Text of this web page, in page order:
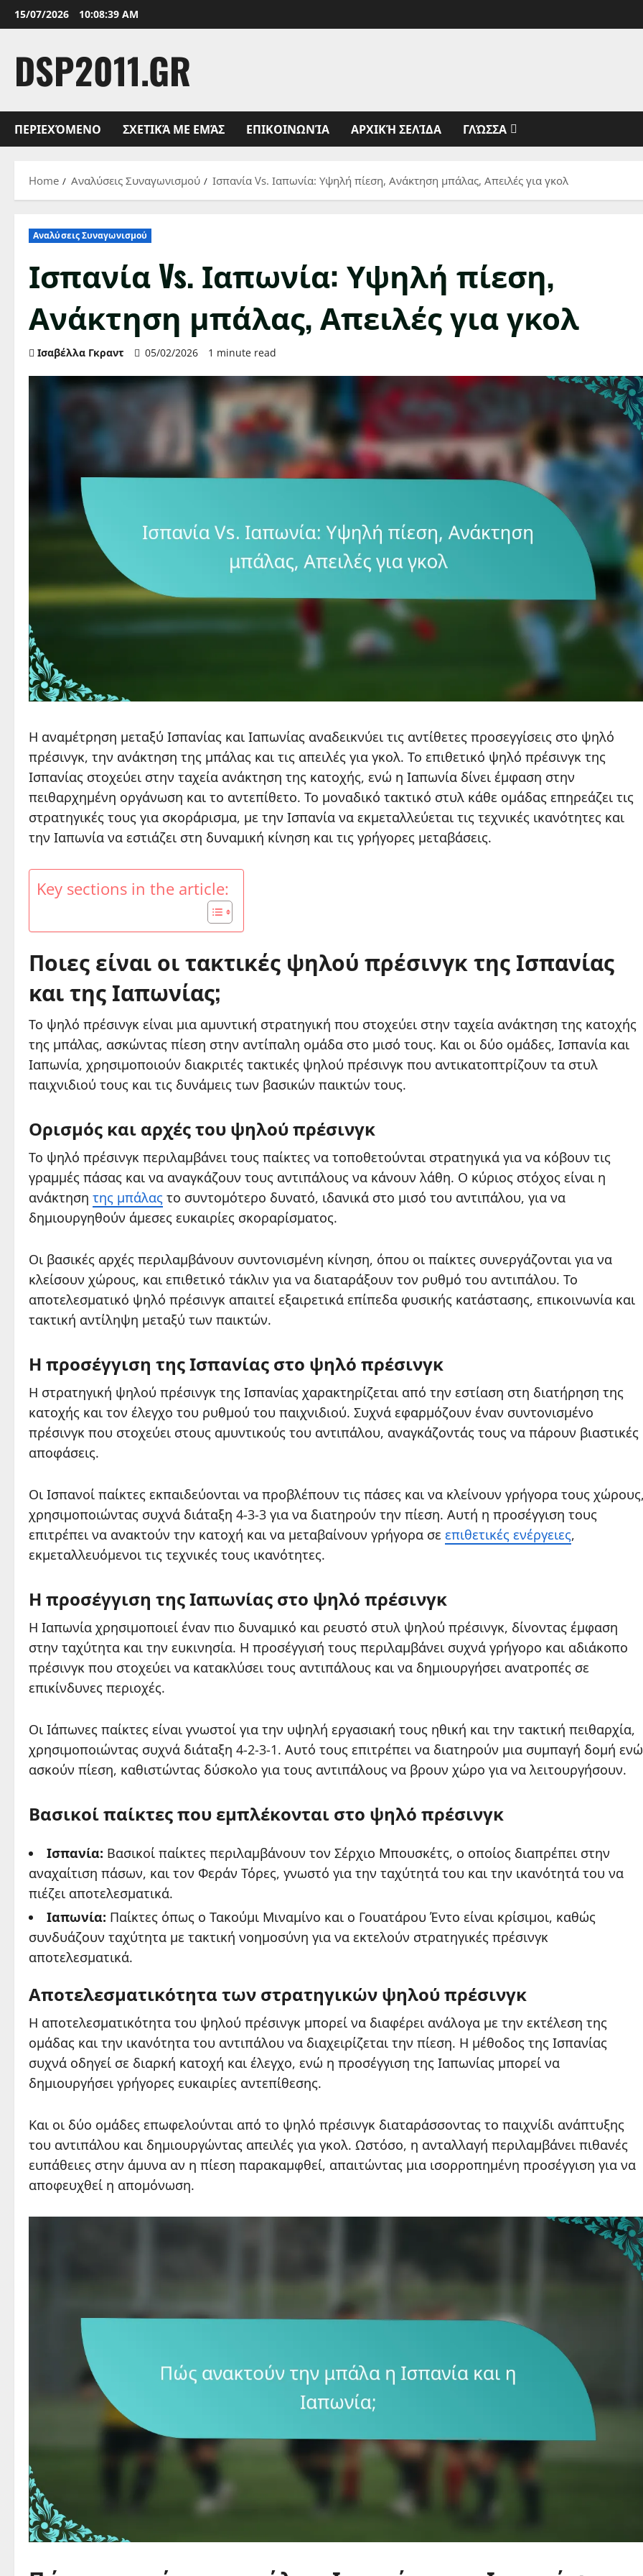
Skip
to
15/07/2026 10:08:40 AM
DSP2011.GR
ΠΕΡΙΕΧΌΜΕΝΟ ΣΧΕΤΙΚΆ ΜΕ ΕΜΆΣ ΕΠΙΚΟΙΝΩΝΊΑ ΑΡΧΙΚΉ ΣΕΛΊΔΑ ΓΛΏΣΣΑ
Home Αναλύσεις Συναγωνισμού Ισπανία Vs. Ιαπωνία: Υψηλή πίεση, Ανάκτηση μπάλας, Απειλές για γκολ
Αναλύσεις Συναγωνισμού
Ισπανία Vs. Ιαπωνία: Υψηλή πίεση,
Ανάκτηση μπάλας, Απειλές για γκολ
Ισαβέλλα Γκραντ 05/02/2026 1 minute read
Η αναμέτρηση μεταξύ Ισπανίας και Ιαπωνίας αναδεικνύει τις αντίθετες προσεγγίσεις στο ψηλό
πρέσινγκ, την ανάκτηση της μπάλας και τις απειλές για γκολ. Το επιθετικό ψηλό πρέσινγκ της
Ισπανίας στοχεύει στην ταχεία ανάκτηση της κατοχής, ενώ η Ιαπωνία δίνει έμφαση στην
πειθαρχημένη οργάνωση και το αντεπίθετο. Το μοναδικό τακτικό στυλ κάθε ομάδας επηρεάζει τις
στρατηγικές τους για σκοράρισμα, με την Ισπανία να εκμεταλλεύεται τις τεχνικές ικανότητες και
την Ιαπωνία να εστιάζει στη δυναμική κίνηση και τις γρήγορες μεταβάσεις.
Key sections in the article:
Ποιες είναι οι τακτικές ψηλού πρέσινγκ της Ισπανίας
και της Ιαπωνίας;
Το ψηλό πρέσινγκ είναι μια αμυντική στρατηγική που στοχεύει στην ταχεία ανάκτηση της κατοχής
της μπάλας, ασκώντας πίεση στην αντίπαλη ομάδα στο μισό τους. Και οι δύο ομάδες, Ισπανία και
Ιαπωνία, χρησιμοποιούν διακριτές τακτικές ψηλού πρέσινγκ που αντικατοπτρίζουν τα στυλ
παιχνιδιού τους και τις δυνάμεις των βασικών παικτών τους.
Ορισμός και αρχές του ψηλού πρέσινγκ
Το ψηλό πρέσινγκ περιλαμβάνει τους παίκτες να τοποθετούνται στρατηγικά για να κόβουν τις
γραμμές πάσας και να αναγκάζουν τους αντιπάλους να κάνουν λάθη. Ο κύριος στόχος είναι η
ανάκτηση της μπάλας το συντομότερο δυνατό, ιδανικά στο μισό του αντιπάλου, για να
δημιουργηθούν άμεσες ευκαιρίες σκοραρίσματος.
Οι βασικές αρχές περιλαμβάνουν συντονισμένη κίνηση, όπου οι παίκτες συνεργάζονται για να
κλείσουν χώρους, και επιθετικό τάκλιν για να διαταράξουν τον ρυθμό του αντιπάλου. Το
αποτελεσματικό ψηλό πρέσινγκ απαιτεί εξαιρετικά επίπεδα φυσικής κατάστασης, επικοινωνία και
τακτική αντίληψη μεταξύ των παικτών.
Η προσέγγιση της Ισπανίας στο ψηλό πρέσινγκ
Η στρατηγική ψηλού πρέσινγκ της Ισπανίας χαρακτηρίζεται από την εστίαση στη διατήρηση της
κατοχής και τον έλεγχο του ρυθμού του παιχνιδιού. Συχνά εφαρμόζουν έναν συντονισμένο
πρέσινγκ που στοχεύει στους αμυντικούς του αντιπάλου, αναγκάζοντάς τους να πάρουν βιαστικές
αποφάσεις.
Οι Ισπανοί παίκτες εκπαιδεύονται να προβλέπουν τις πάσες και να κλείνουν γρήγορα τους
χρησιμοποιώντας συχνά διάταξη 4-3-3 για να διατηρούν την πίεση. Αυτή η προσέγγιση τους
επιτρέπει να ανακτούν την κατοχή και να μεταβαίνουν γρήγορα σε επιθετικές ενέργειες,
εκμεταλλευόμενοι τις τεχνικές τους ικανότητες.
Η προσέγγιση της Ιαπωνίας στο ψηλό πρέσινγκ
Η Ιαπωνία χρησιμοποιεί έναν πιο δυναμικό και ρευστό στυλ ψηλού πρέσινγκ, δίνοντας έμφαση
στην ταχύτητα και την ευκινησία. Η προσέγγισή τους περιλαμβάνει συχνά γρήγορο και αδιάκοπο
πρέσινγκ που στοχεύει να κατακλύσει τους αντιπάλους και να δημιουργήσει ανατροπές σε
επικίνδυνες περιοχές.
Οι Ιάπωνες παίκτες είναι γνωστοί για την υψηλή εργασιακή τους ηθική και την τακτική πειθαρχία,
χρησιμοποιώντας συχνά διάταξη 4-2-3-1. Αυτό τους επιτρέπει να διατηρούν μια συμπαγή δομή ενώ
ασκούν πίεση, καθιστώντας δύσκολο για τους αντιπάλους να βρουν χώρο για να λειτουργήσουν.
Βασικοί παίκτες που εμπλέκονται στο ψηλό πρέσινγκ
Ισπανία: Βασικοί παίκτες περιλαμβάνουν τον Σέρχιο Μπουσκέτς, ο οποίος διαπρέπει στην
αναχαίτιση πάσων, και τον Φεράν Τόρες, γνωστό για την ταχύτητά του και την ικανότητά του να
πιέζει αποτελεσματικά.
Ιαπωνία: Παίκτες όπως ο Τακούμι Μιναμίνο και ο Γουατάρου Έντο είναι κρίσιμοι, καθώς
συνδυάζουν ταχύτητα με τακτική νοημοσύνη για να εκτελούν στρατηγικές πρέσινγκ
αποτελεσματικά.
Αποτελεσματικότητα των στρατηγικών ψηλού πρέσινγκ
Η αποτελεσματικότητα του ψηλού πρέσινγκ μπορεί να διαφέρει ανάλογα με την εκτέλεση της
ομάδας και την ικανότητα του αντιπάλου να διαχειρίζεται την πίεση. Η μέθοδος της Ισπανίας
συχνά οδηγεί σε διαρκή κατοχή και έλεγχο, ενώ η προσέγγιση της Ιαπωνίας μπορεί να
δημιουργήσει γρήγορες ευκαιρίες αντεπίθεσης.
Και οι δύο ομάδες επωφελούνται από το ψηλό πρέσινγκ διαταράσσοντας το παιχνίδι ανάπτυξης
του αντιπάλου και δημιουργώντας απειλές για γκολ. Ωστόσο, η ανταλλαγή περιλαμβάνει πιθανές
ευπάθειες στην άμυνα αν η πίεση παρακαμφθεί, απαιτώντας μια ισορροπημένη προσέγγιση για να
αποφευχθεί η απομόνωση.